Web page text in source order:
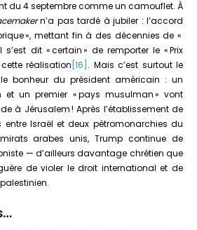
du 4 septembre comme un camouflet. À
n’a pas tardé à jubiler : l’accord
», mettant fin à des décennies de «
dit « certain » de remporter le « Prix
réalisation [16] . Mais c’est surtout le
bonheur du président américain : un
et un premier « pays musulman » vont
à Jérusalem ! Après l’établissement de
Israël et deux pétromonarchies du
arabes unis, Trump continue de
— d’ailleurs davantage chrétien que
de violer le droit international et de